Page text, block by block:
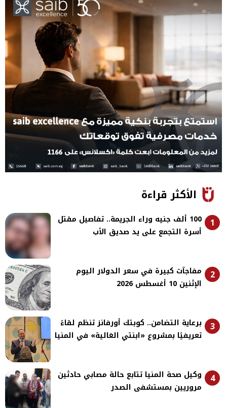
الأكثر قراءة
1
100 ألف جنيه وراء الجريمة.. تفاصيل مقتل
أسرة التجمع على يد صديق الأب
2
مفاجآت كبيرة في سعر الدولار اليوم
الإثنين 10 أغسطس 2026
3
برعاية التضامن.. كوبتك أورفانز تنظم لقاءً
تعريفيًا بمشروع «ابنتي الغالية» في المنيا
4
وكيل صحة المنيا تتابع حالة مصابي حادثين
مروريين بمستشفى الصدر